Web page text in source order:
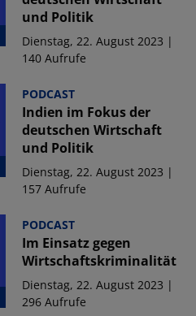
und Politik
Dienstag, 22. August 2023 |
140 Aufrufe
PODCAST
Indien im Fokus der
deutschen Wirtschaft
und Politik
Dienstag, 22. August 2023 |
157 Aufrufe
PODCAST
Im Einsatz gegen
Wirtschaftskriminalität
Dienstag, 22. August 2023 |
296 Aufrufe